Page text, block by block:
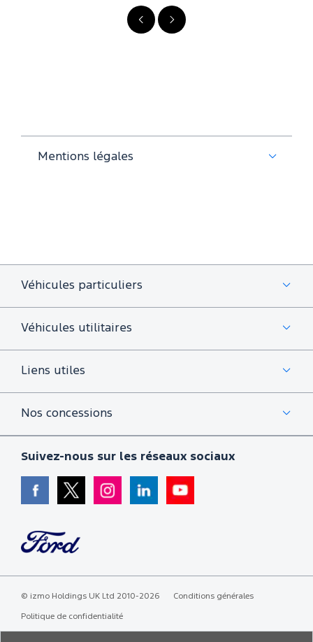
Suivant
Précédent
Mentions légales
Véhicules particuliers
Véhicules utilitaires
Liens utiles
Nos concessions
Suivez-nous sur les réseaux sociaux
© izmo Holdings UK Ltd 2010-2026 Conditions générales
Politique de confidentialité